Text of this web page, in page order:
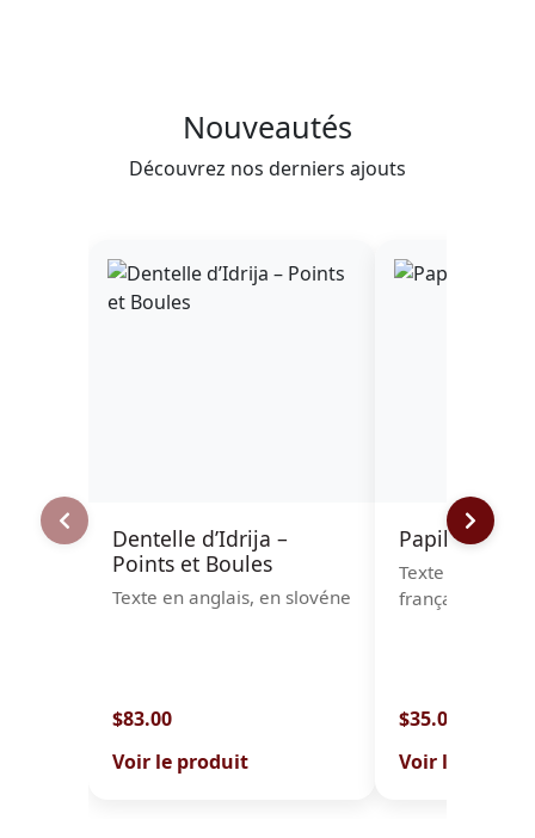
Nouveautés
Découvrez nos derniers ajouts
Dentelle d’Idrija –
Points et Boules
Texte en anglais, en slovéne
$83.00
Voir le produit
Papillons
Texte en
français et
$35.00
Voir le produit